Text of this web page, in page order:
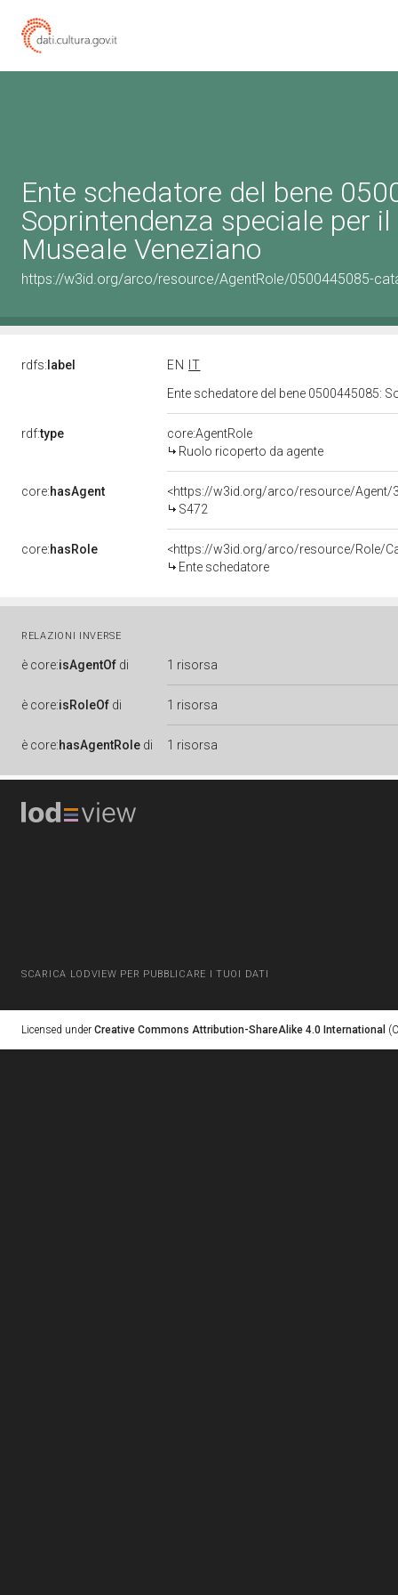
Ente schedatore del bene
Soprintendenza speciale per il
Museale Veneziano
https://w3id.org/arco/resource/AgentRole/0500445085-
rdfs: label EN
IT
Ente schedatore del bene 0500445085:
rdf:type
core:AgentRole
Ruolo ricoperto da agente
core:hasAgent
<https://w3id.org/arco/resource/Agent/
S472
core:hasRole
<https://w3id.org/arco/resource/Role/
Ente schedatore
RELAZIONI INVERSE
è core:isAgentOf di 1 risorsa
è core:isRoleOf di 1 risorsa
è core:hasAgentRole di 1 risorsa
SCARICA LODVIEW PER PUBBLICARE I TUOI DATI
Licensed under Creative Commons Attribution-ShareAlike 4.0 International